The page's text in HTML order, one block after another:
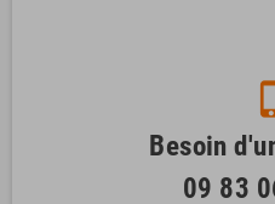
Besoin
09 83